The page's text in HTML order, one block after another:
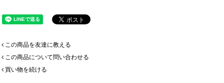
この商品を友達に教える
この商品について問い合わせる
買い物を続ける